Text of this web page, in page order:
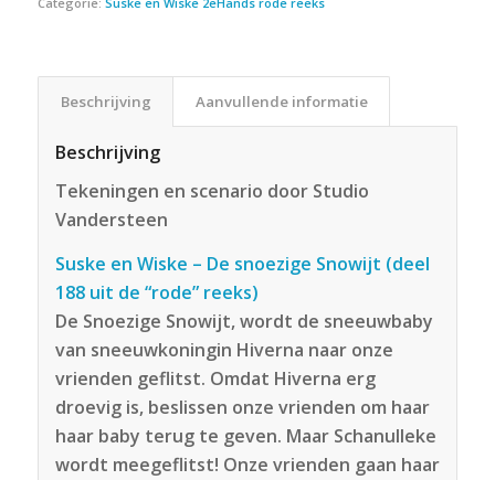
Beschrijving Aanvullende informatie
Beschrijving
Tekeningen en scenario door Studio
Vandersteen
Suske en Wiske – De snoezige Snowijt (deel
188 uit de “rode” reeks)
De Snoezige Snowijt, wordt de sneeuwbaby
van sneeuwkoningin Hiverna naar onze
vrienden geflitst. Omdat Hiverna erg
droevig is, beslissen onze vrienden om haar
haar baby terug te geven. Maar Schanulleke
wordt meegeflitst! Onze vrienden gaan haar